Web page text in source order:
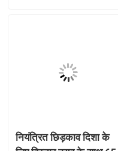
ब्यूटेन गैस वाल्व
नियंत्रित छिड़काव दिशा के